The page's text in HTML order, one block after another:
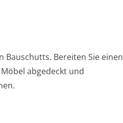
Bauschutts. Bereiten Sie einen
abgedeckt und